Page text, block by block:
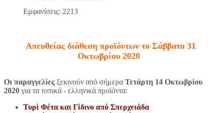
Εμφανίσεις: 2213
Απευθείας διάθεση προϊόντων το Σάββατο 31
Οκτωβρίου 2020
Οι παραγγελίες ξεκινούν από σήμερα Τετάρτη 14 Οκτωβρίου
2020 για τα τοπικά - ελληνικά προϊόντα:
Τυρί Φέτα και Γίδινο από Σπερχειάδα